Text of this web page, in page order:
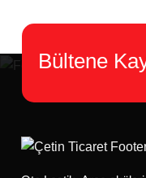
Bültene